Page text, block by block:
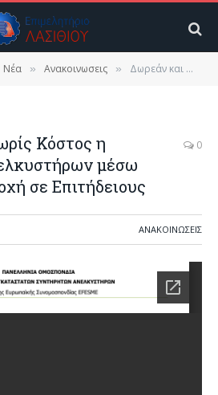
Νέα » Ανακοινωσεις » Δωρεάν και Χωρίς Κόστος η Απογραφή Ανελκυστήρων μέσω gov.gr – Προσοχή σε Επιτήδειους
Κόστος η
μέσω
σε Επιτήδειους
0
ΑΝΑΚΟΙΝΩΣΕΙΣ